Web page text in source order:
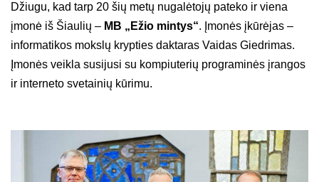
Džiugu, kad tarp 20 šių metų nugalėtojų pateko ir viena
įmonė iš Šiaulių – MB „Ežio mintys“. Įmonės įkūrėjas –
informatikos mokslų krypties daktaras Vaidas Giedrimas.
Įmonės veikla susijusi su kompiuterių programinės įrangos
ir interneto svetainių kūrimu.